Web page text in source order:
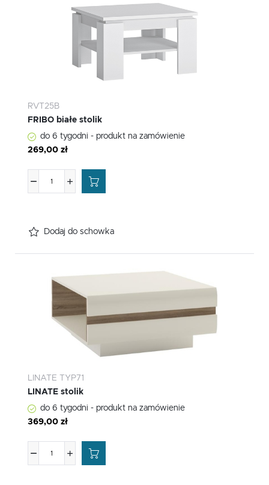
RVT25B
FRIBO białe stolik
do 6 tygodni - produkt na zamówienie
269,00 zł
Dodaj do schowka
LINATE TYP71
LINATE stolik
do 6 tygodni - produkt na zamówienie
369,00 zł